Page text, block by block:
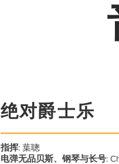
绝对爵士乐
指挥: 葉聰
电弹无品贝斯、钢琴与长号: